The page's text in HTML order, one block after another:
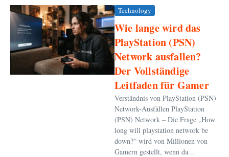
Technology
Wie lange wird das
PlayStation (PSN)
Network ausfallen?
Der Vollständige
Leitfaden für Gamer
Verständnis von PlayStation (PSN)
Network-Ausfällen PlayStation
(PSN) Network – Die Frage „How
long will playstation network be
down?“ wird von Millionen von
Gamern gestellt, wenn da...